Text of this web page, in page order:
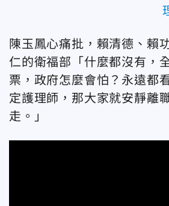
陳玉鳳心痛批，賴清德、賴
仁的衛福部「什麼都沒有，
票，政府怎麼會怕？永遠都
定護理師，那大家就安靜離
走。」